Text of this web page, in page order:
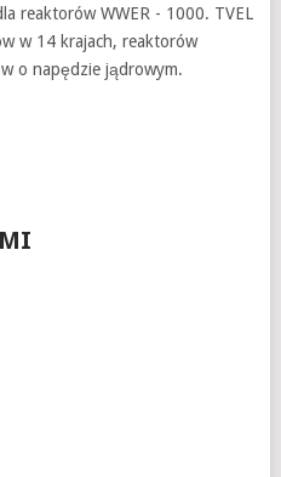
reaktorów WWER - 1000. TVEL
w 14 krajach, reaktorów
o napędzie jądrowym.